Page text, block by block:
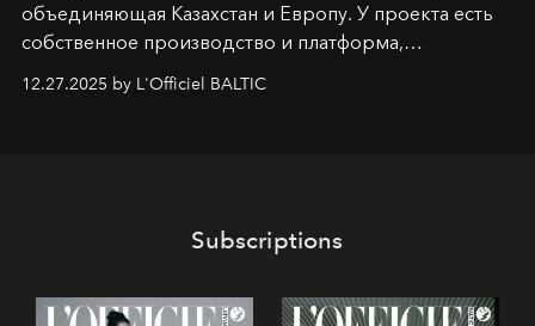
объединяющая Казахстан и Европу. У проекта есть
собственное производство и платформа,
предоставляющая возможности, поддержку и
решения для дизайнеров и молодых брендов.
12.27.2025 by L'Officiel BALTIC
Subscriptions